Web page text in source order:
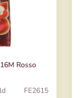
Rosso
FE2615